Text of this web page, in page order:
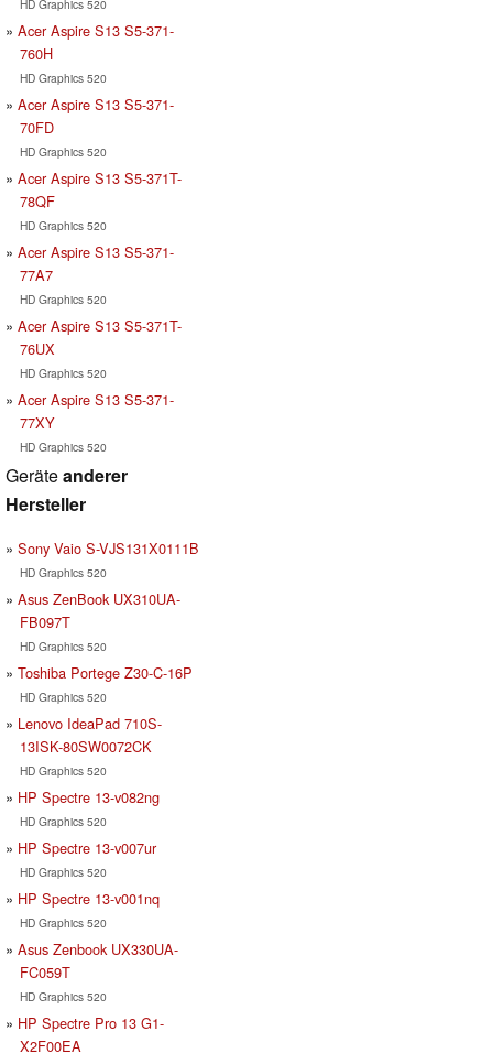
HD Graphics 520
Acer Aspire S13 S5-371-
760H
HD Graphics 520
Acer Aspire S13 S5-371-
70FD
HD Graphics 520
Acer Aspire S13 S5-371T-
78QF
HD Graphics 520
Acer Aspire S13 S5-371-
77A7
HD Graphics 520
Acer Aspire S13 S5-371T-
76UX
HD Graphics 520
Acer Aspire S13 S5-371-
77XY
HD Graphics 520
Geräteanderer
Hersteller
Sony Vaio S-VJS131X0111B
HD Graphics 520
Asus ZenBook UX310UA-
FB097T
HD Graphics 520
Toshiba Portege Z30-C-16P
HD Graphics 520
Lenovo IdeaPad 710S-
13ISK-80SW0072CK
HD Graphics 520
HP Spectre 13-v082ng
HD Graphics 520
HP Spectre 13-v007ur
HD Graphics 520
HP Spectre 13-v001nq
HD Graphics 520
Asus Zenbook UX330UA-
FC059T
HD Graphics 520
HP Spectre Pro 13 G1-
X2F00EA